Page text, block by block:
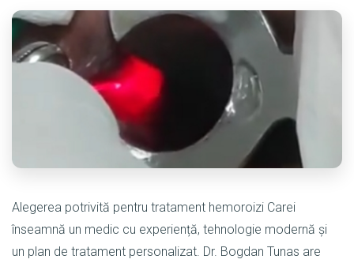
Alegerea potrivită pentru tratament hemoroizi Carei
înseamnă un medic cu experiență, tehnologie modernă și
un plan de tratament personalizat. Dr. Bogdan Tunas are